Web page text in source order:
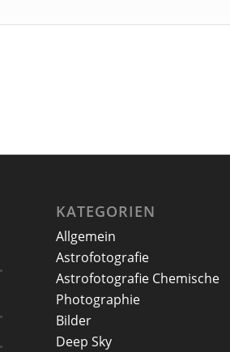
KATEGORIEN
Allgemein
Astrofotografie
Astrofotografie Chemische
Photographie
Bilder
Deep Sky